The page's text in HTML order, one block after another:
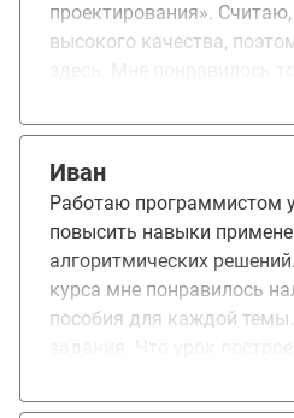
проектирования».
высокого качества,
алгоритмов, также
дальше уже
представления об
решений более сложных
обработкой больших
Иван
Работаю программистом
повысить навыки
алгоритмических
курса мне понравилось
пособия для каждой
направление - теория